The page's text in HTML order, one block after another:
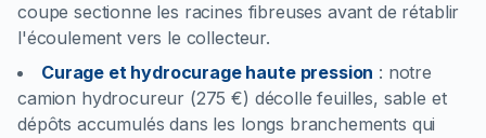
coupe sectionne les racines fibreuses avant de rétablir
l'écoulement vers le collecteur.
Curage et hydrocurage haute pression : notre
camion hydrocureur (275 €) décolle feuilles, sable et
dépôts accumulés dans les longs branchements qui